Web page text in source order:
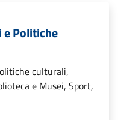
e Politiche
culturali,
e Musei, Sport,